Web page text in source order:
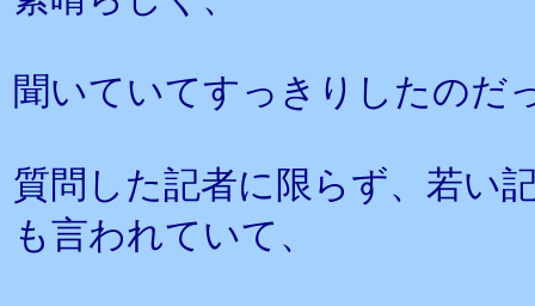
聞いていてすっきりしたのだ
質問した記者に限らず、若い
も言われていて、